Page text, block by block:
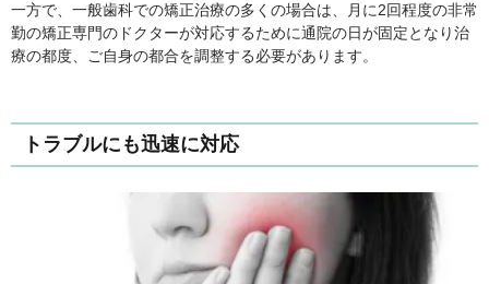
一方で、一般歯科での矯正治療の多くの場合は、月に2回程度の非常
勤の矯正専門のドクターが対応するために通院の日が固定となり治
療の都度、ご自身の都合を調整する必要があります。
トラブルにも迅速に対応